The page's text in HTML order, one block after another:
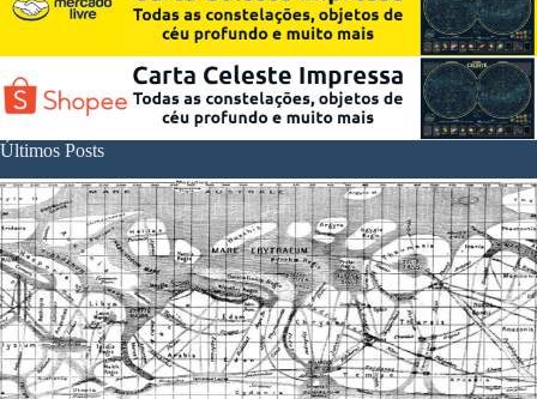
Últimos Posts